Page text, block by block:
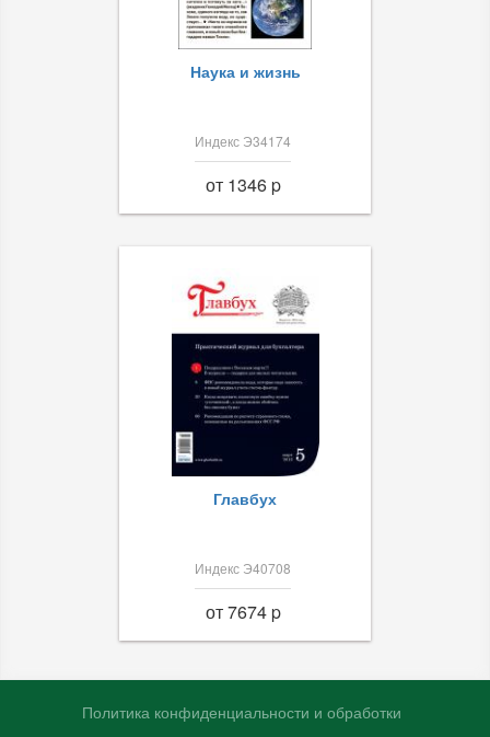
Наука и жизнь
Индекс Э34174
от 1346 p
Главбух
Индекс Э40708
от 7674 p
Политика конфиденциальности и обработки